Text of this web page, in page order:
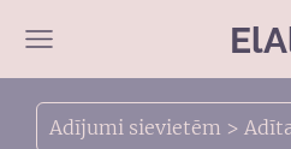
Adījumi sievietēm >